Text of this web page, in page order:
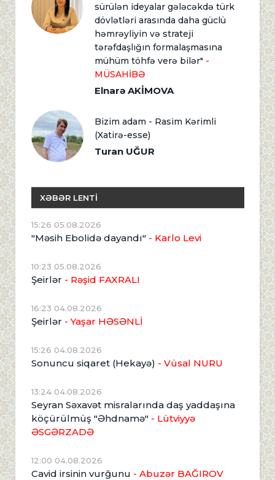
sürülən ideyalar gələcəkdə türk
dövlətləri arasında daha güclü
həmrəyliyin və strateji
tərəfdaşlığın formalaşmasına
mühüm töhfə verə bilər" -
MÜSAHİBƏ
Elnarə AKİMOVA
Bizim adam - Rasim Kərimli
(Xatirə-esse)
Turan UĞUR
XƏBƏR LENTİ
15:26 05.08.2026
"Məsih Ebolidə dayandı" - Karlo Levi
10:23 05.08.2026
Şeirlər - Rəşid FAXRALI
16:23 04.08.2026
Şeirlər - Yaşar HƏSƏNLİ
15:26 04.08.2026
Sonuncu siqaret (Hekayə) - Vüsal NURU
13:24 04.08.2026
Seyran Səxavət misralarında daş yaddaşına
köçürülmüş "Əhdnamə" - Lütviyyə
ƏSGƏRZADƏ
12:00 04.08.2026
Cavid irsinin vurğunu - Abuzər BAĞIROV